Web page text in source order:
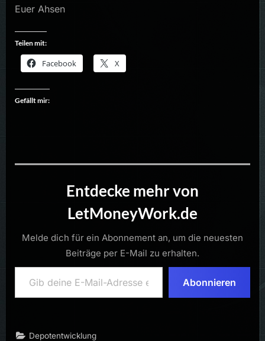
Euer Ahsen
Teilen mit:
Facebook X
Gefällt mir:
Entdecke mehr von
LetMoneyWork.de
Melde dich für ein Abonnement an, um die neuesten
Beiträge per E-Mail zu erhalten.
Gib deine E-Mail-Adresse ein ...
Abonnieren
Depotentwicklung